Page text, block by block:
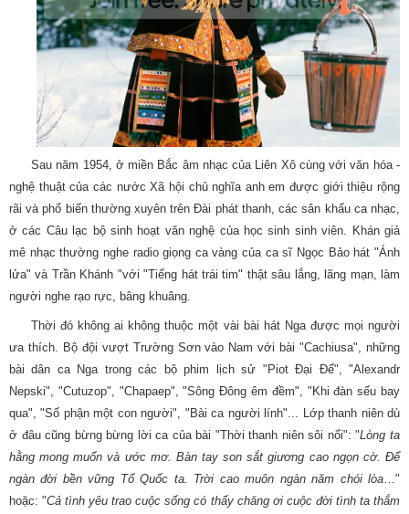
Sau năm 1954, ở miền Bắc âm nhạc của Liên Xô cùng với văn hóa -
nghệ thuật của các nước Xã hội chủ nghĩa anh em được giới thiệu rộng
rãi và phổ biến thường xuyên trên Đài phát thanh, các sân khấu ca nhạc,
ở các Câu lạc bộ sinh hoạt văn nghệ của học sinh sinh viên. Khán giả
mê nhạc thường nghe radio giọng ca vàng của ca sĩ Ngọc Bảo hát "Ánh
lửa" và Trần Khánh "với "Tiếng hát trái tim" thật sâu lắng, lãng mạn, làm
người nghe rạo rực, bâng khuâng.
Thời đó không ai không thuộc một vài bài hát Nga được mọi người
ưa thích. Bộ đội vượt Trường Sơn vào Nam với bài "Cachiusa", những
bài dân ca Nga trong các bộ phim lịch sử "Piot Đại Đế", "Alexandr
Nepski", "Cutuzop", "Chapaep", "Sông Đông êm đềm", "Khi đàn sếu bay
qua", "Số phận một con người", "Bài ca người lính"... Lớp thanh niên dù
ở đâu cũng bừng bừng lời ca của bài "Thời thanh niên sôi nổi": "Lòng ta
hằng mong muốn và ước mơ. Bàn tay son sắt giương cao ngọn cờ. Để
ngàn đời bền vững Tổ Quốc ta. Trời cao muôn ngàn năm chói lòa …"
hoặc: "Cả tình yêu trao cuộc sống có thấy chăng ơi cuộc đời tình ta thắm